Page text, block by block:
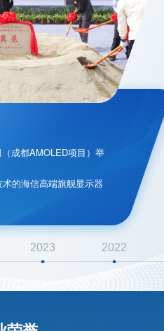
成都AMOLED项目）举
的海信高端旗舰显示器
2023 2022